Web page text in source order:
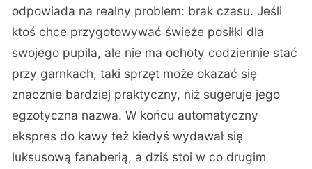
odpowiada na realny problem: brak czasu. Jeśli
ktoś chce przygotowywać świeże posiłki dla
swojego pupila, ale nie ma ochoty codziennie stać
przy garnkach, taki sprzęt może okazać się
znacznie bardziej praktyczny, niż sugeruje jego
egzotyczna nazwa. W końcu automatyczny
ekspres do kawy też kiedyś wydawał się
luksusową fanaberią, a dziś stoi w co drugim